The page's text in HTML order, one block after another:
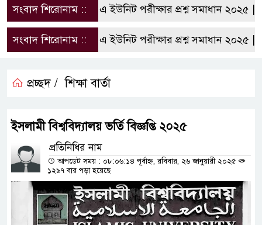
সংবাদ শিরোনাম ::রাবি এ ইউনিট পরীক্ষার প্রশ্ন সমাধান ২০২৫ |
সংবাদ শিরোনাম ::রাবি এ ইউনিট পরীক্ষার প্রশ্ন সমাধান ২০২৫ |
প্রচ্ছদ / শিক্ষা বার্তা
ইসলামী বিশ্ববিদ্যালয় ভর্তি বিজ্ঞপ্তি ২০২৫
প্রতিনিধির নাম
আপডেট সময় : ০৮:০৬:১৪ পূর্বাহ্ন, রবিবার, ২৬ জানুয়ারী ২০২৫
১২৯৭ বার পড়া হয়েছে